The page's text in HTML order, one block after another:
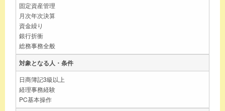
固定資産管理
月次年次決算
資金繰り
銀行折衝
総務事務全般
対象となる人・条件
日商簿記3級以上
経理事務経験
PC基本操作